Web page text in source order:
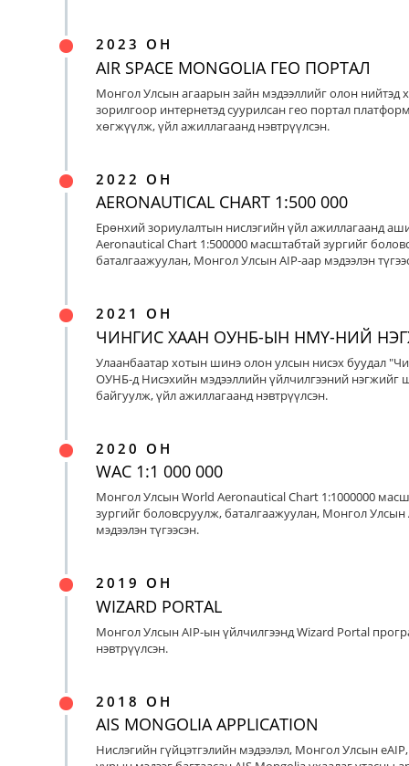
2023 ОН
AIR SPACE MONGOLIA ГЕО ПОРТАЛ
Монгол Улсын агаарын зайн мэдээллийг олон нийтэд
зорилгоор интернетэд суурилсан гео портал
хөгжүүлж, үйл ажиллагаанд нэвтрүүлсэн.
2022 ОН
AERONAUTICAL CHART 1:500 000
Ерөнхий зориулалтын нислэгийн үйл ажиллагаанд
Aeronautical Chart 1:500000 масштабтай зургийг
баталгаажуулан, Монгол Улсын AIP-аар мэдээлэн
2021 ОН
ЧИНГИС ХААН ОУНБ-ЫН НМҮ-НИЙ
Улаанбаатар хотын шинэ олон улсын нисэх буудал
ОУНБ-д Нисэхийн мэдээллийн үйлчилгээний нэгжийг
байгуулж, үйл ажиллагаанд нэвтрүүлсэн.
2020 ОН
WAC 1:1 000 000
Монгол Улсын World Aeronautical Chart 1:1000000
зургийг боловсруулж, баталгаажуулан, Монгол Улсын
мэдээлэн түгээсэн.
2019 ОН
WIZARD PORTAL
Монгол Улсын AIP-ын үйлчилгээнд Wizard Portal
нэвтрүүлсэн.
2018 ОН
AIS MONGOLIA APPLICATION
Нислэгийн гүйцэтгэлийн мэдээлэл, Монгол Улсын